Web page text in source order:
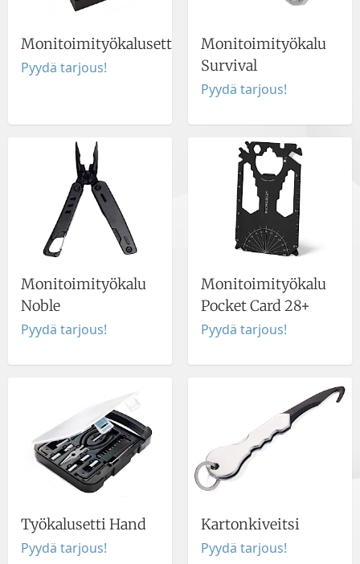
Monitoimityökalusetti
Pyydä tarjous!
Monitoimityökalu
Survival
Pyydä tarjous!
Monitoimityökalu
Noble
Pyydä tarjous!
Monitoimityökalu
Pocket Card 28+
Pyydä tarjous!
Työkalusetti Hand
Pyydä tarjous!
Kartonkiveitsi
Pyydä tarjous!